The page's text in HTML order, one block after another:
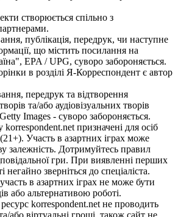
створюється спільно з
публікація, передрук, чи наступне
що містить посилання на
EPA / UPG, суворо забороняється.
в розділі Я-Корреспондент є автор
передрук та відтворення
та/або аудіовізуальних творів
Images - суворо забороняється.
korrespondent.net призначені для осіб
Участь в азартних іграх може
залежність. Дотримуйтесь правил
гри. При виявленні перших
негайно зверніться до спеціаліста.
в азартних іграх не може бути
або альтернативою роботі.
korrespondent.net не проводить
або віртуальні гроші, також сайт не